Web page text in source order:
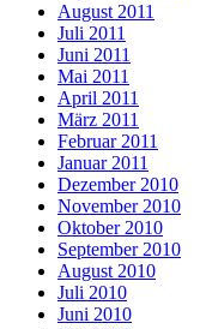
August 2011
Juli 2011
Juni 2011
Mai 2011
April 2011
März 2011
Februar 2011
Januar 2011
Dezember 2010
November 2010
Oktober 2010
September 2010
August 2010
Juli 2010
Juni 2010